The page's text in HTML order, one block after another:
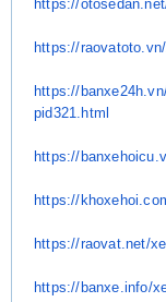
https://
https://
https://
pid321.html
https://
https://
https://raovat.net/
https://banxe.info/